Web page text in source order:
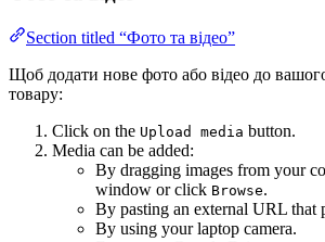
Section titled “Фото та відео”
Щоб додати нове фото або відео до
товару:
Click on the Upload media button.
Media can be added:
By dragging images from your
window or click Browse.
By pasting an external URL that
By using your laptop camera.